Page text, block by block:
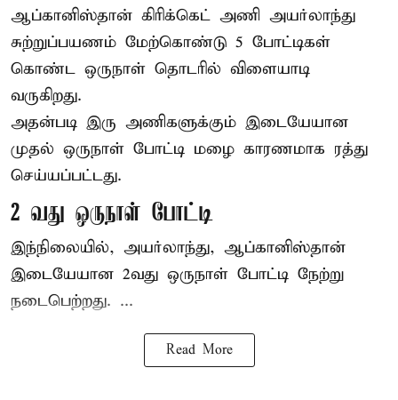
ஆப்கானிஸ்தான் கிரிக்கெட் அணி அயர்லாந்து
சுற்றுப்பயணம் மேற்கொண்டு 5 போட்டிகள்
கொண்ட ஒருநாள் தொடரில் விளையாடி
வருகிறது.
அதன்படி இரு அணிகளுக்கும் இடையேயான
முதல் ஒருநாள் போட்டி மழை காரணமாக ரத்து
செய்யப்பட்டது.
2 வது ஒருநாள் போட்டி
இந்நிலையில், அயர்லாந்து, ஆப்கானிஸ்தான்
இடையேயான 2வது ஒருநாள் போட்டி நேற்று
நடைபெற்றது. ...
Read More